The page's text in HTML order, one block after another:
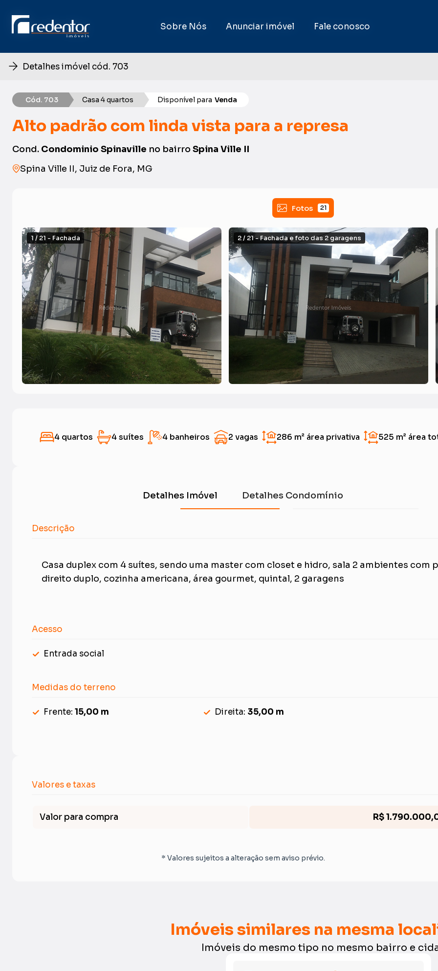
Sobre Nós Anunciar imóvel Fale conosco
Sobre Nós Anunciar imóvel Fale conosco
Detalhes imóvel cód. 703
Cód. 703 Casa 4 quartos Disponível para Venda
Alto padrão com linda vista para a represa
Cond. Condominio Spinaville no bairro Spina Ville II
Spina Ville II, Juiz de Fora, MG
Fotos 21
1 / 21 - Fachada 2 / 21 - Fachada e foto das 2 garagens
4 quartos 4 suítes 4 banheiros 2 vagas 286 m² área privativa 525 m² área
Detalhes Imóvel Detalhes Condomínio
Descrição
Casa duplex com 4 suítes, sendo uma master com closet e hidro, sala 2 ambientes com
direito duplo, cozinha americana, área gourmet, quintal, 2 garagens
Acesso
Entrada social
Medidas do terreno
Frente: 15,00 m Direita: 35,00 m
Valores e taxas
Valor para compra R$
* Valores sujeitos a alteração sem aviso prévio.
Imóveis similares na mesma
Imóveis do mesmo tipo no mesmo bairro e